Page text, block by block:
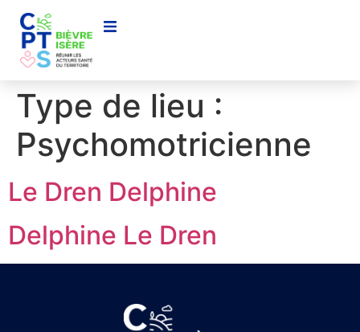
principal
Type de lieu :
Psychomotricienne
Le Dren Delphine
Delphine Le Dren